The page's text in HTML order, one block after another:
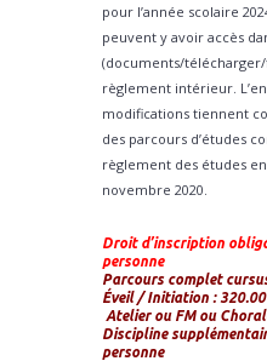
pour l’année scolaire
peuvent y avoir accès
(documents/
règlement intérieur.
modifications tiennent
des parcours d’études
règlement des études
novembre 2020.
Droit d’inscription
personne
Parcours complet
Éveil / Initiation :
Atelier ou FM ou
Discipline
personne